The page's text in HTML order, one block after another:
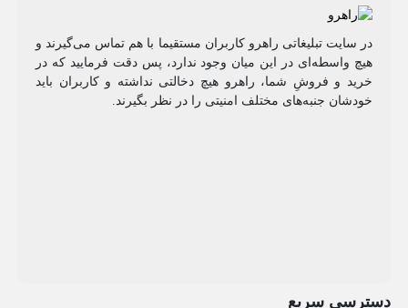
در سایت تبلیغاتی راهرو کاربران مستقیما با هم تماس می‌گیرند و
هیچ واسطه‌ای در این میان وجود ندارد، پس دقت فرمایید که در
خرید و فروشِ شما، راهرو هیچ دخالتی نداشته و کاربران باید
خودشان جنبه‌های مختلف امنیتی را در نظر بگیرند.
دسترسی سریع